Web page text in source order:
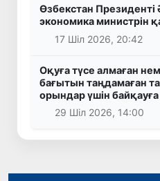
Өзбекстан
экономика министрін
17 Шіл 2026, 20:42
Оқуға түсе алмаған
бағытын таңдамаған
орындар үшін
29 Шіл 2026, 14:00